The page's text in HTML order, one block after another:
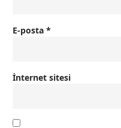
E-posta *
İnternet sitesi